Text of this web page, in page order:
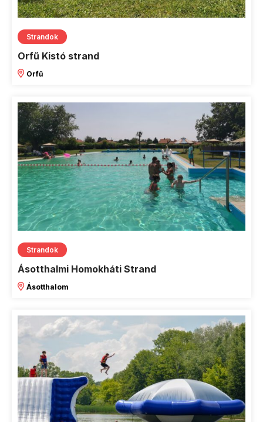
Strandok
Orfű Kistó strand
Orfű
Strandok
Ásotthalmi Homokháti Strand
Ásotthalom